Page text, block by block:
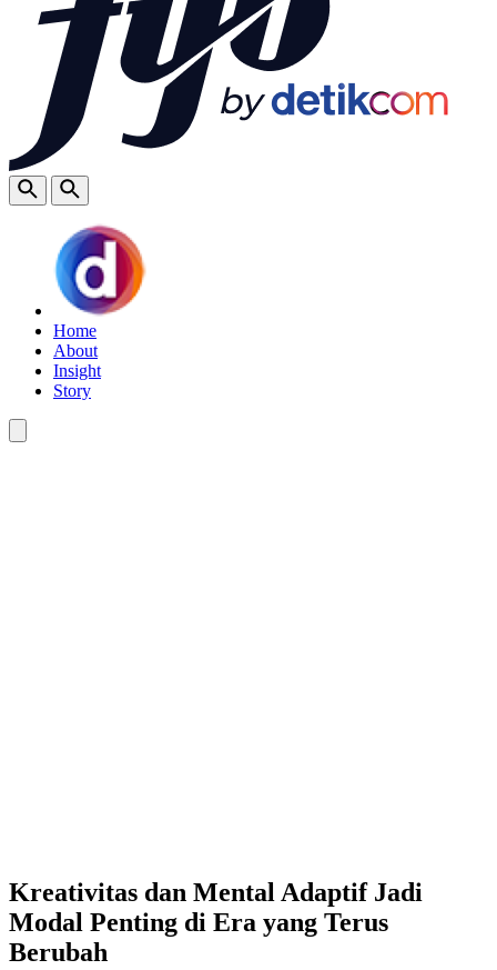
Home
About
Insight
Story
Kreativitas dan Mental Adaptif Jadi
Modal Penting di Era yang Terus
Berubah